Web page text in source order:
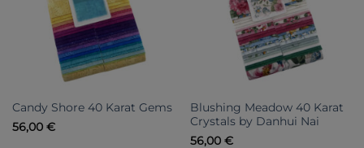
Candy Shore 40 Karat Gems
56,00 €
Blushing Meadow 40 Karat
Crystals by Danhui Nai
56,00 €